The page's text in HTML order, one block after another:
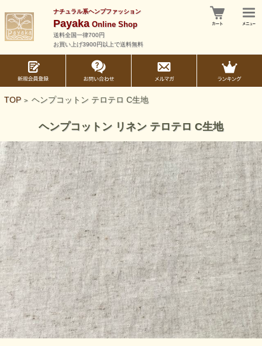
ナチュラル系ヘンプファッション
PayakaOnline Shop
送料全国一律700円
お買い上げ3900円以上で送料無料
TOP > ヘンプコットン テロテロ C生地
ヘンプコットン リネン テロテロ C生地